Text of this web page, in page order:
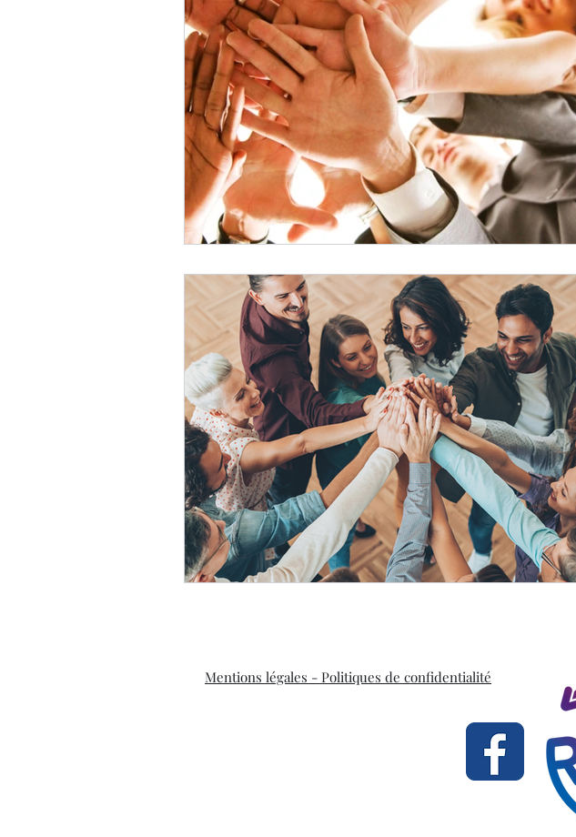
Mentions légales - Politiques de confidentialité